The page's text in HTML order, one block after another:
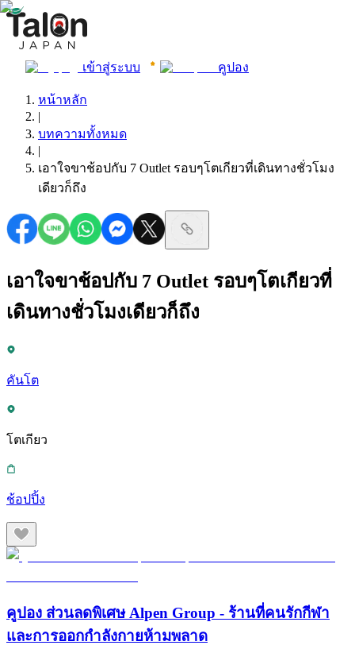
เข้าสู่ระบบ คูปอง
หน้าหลัก
|
บทความทั้งหมด
|
เอาใจขาช้อปกับ 7 Outlet รอบๆโตเกียวที่เดินทางชั่วโมง
เดียวก็ถึง
เอาใจขาช้อปกับ 7 Outlet รอบๆโตเกียวที่
เดินทางชั่วโมงเดียวก็ถึง
คันโต
โตเกียว
ช้อปปิ้ง
คูปอง ส่วนลดพิเศษ Alpen Group - ร้านที่คนรักกีฬา
และการออกกำลังกายห้ามพลาด